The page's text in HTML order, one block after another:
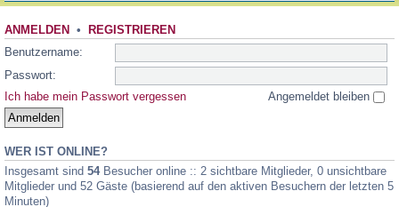
ANMELDEN • REGISTRIEREN
Benutzername:
Passwort:
Ich habe mein Passwort vergessen
Angemeldet bleiben
WER IST ONLINE?
Insgesamt sind 54Besucher online :: 2 sichtbare Mitglieder, 0 unsichtbare
Mitglieder und 52 Gäste (basierend auf den aktiven Besuchern der letzten 5
Minuten)